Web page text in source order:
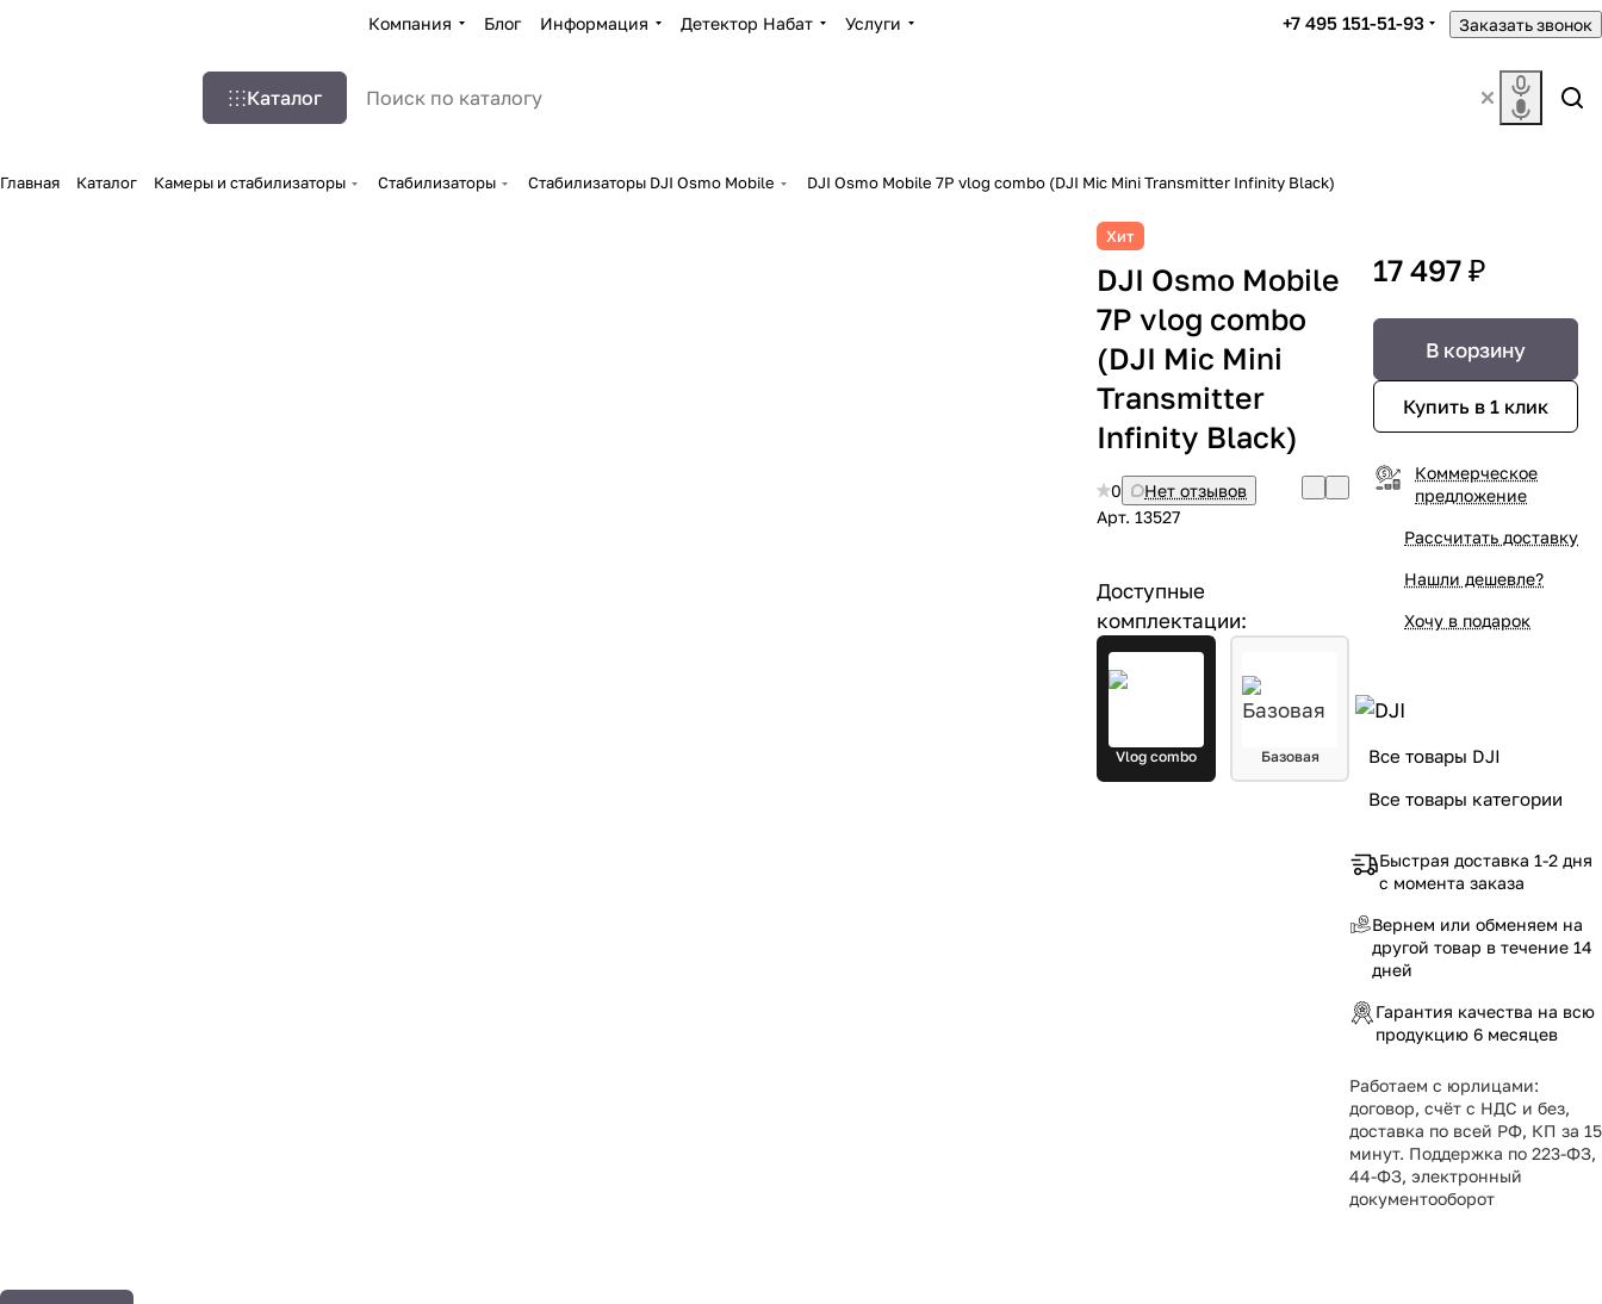
Компания Блог Информация Детектор Набат Услуги +7 495 151-51-93 Заказать звонок
Каталог
Главная Каталог Камеры и стабилизаторы Стабилизаторы Стабилизаторы DJI Osmo Mobile DJI Osmo Mobile 7P vlog combo (DJI Mic Mini Transmitter Infinity Black)
Хит
DJI Osmo Mobile
7P vlog combo
(DJI Mic Mini
Transmitter
Infinity Black)
0
Нет отзывов
Арт. 13527
Доступные
комплектации:
Vlog combo Базовая
17 497 ₽
В корзину
Купить в 1 клик
Коммерческое
предложение
Рассчитать доставку
Нашли дешевле?
Хочу в подарок
Все товары DJI
Все товары категории
Быстрая доставка 1-2 дня
с момента заказа
Вернем или обменяем на
другой товар в течение 14
дней
Гарантия качества на всю
продукцию 6 месяцев
Работаем с юрлицами:
договор, счёт с НДС и без,
доставка по всей РФ, КП за 15
минут. Поддержка по 223-ФЗ,
44-ФЗ, электронный
документооборот